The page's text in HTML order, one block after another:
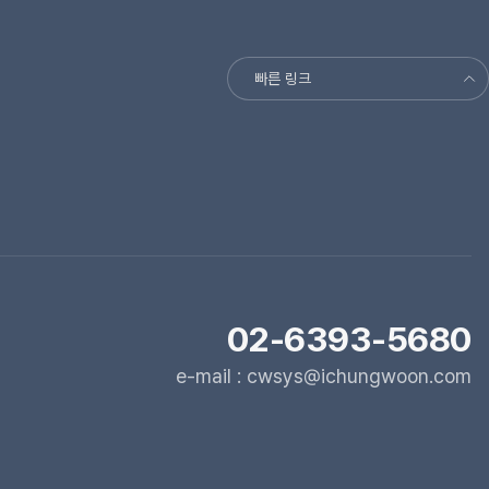
빠른 링크
02-6393-5680
e-mail : cwsys@ichungwoon.com